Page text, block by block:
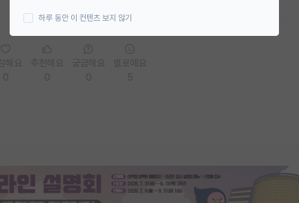
하루 동안 이 컨텐츠 보지 않기